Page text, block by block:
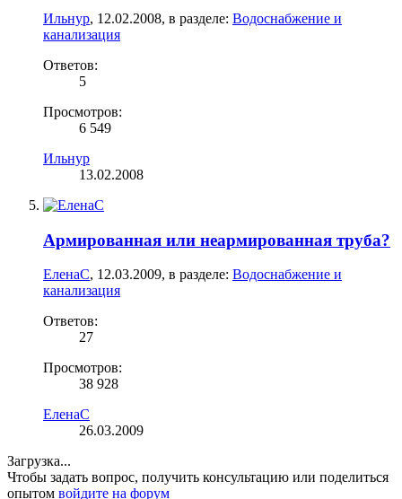
Ильнур, 12.02.2008, в разделе: Водоснабжение и
канализация
Ответов:
5
Просмотров:
6 549
Ильнур
13.02.2008
Армированная или неармированная труба?
ЕленаC, 12.03.2009, в разделе: Водоснабжение и
канализация
Ответов:
27
Просмотров:
38 928
ЕленаC
26.03.2009
Загрузка...
Чтобы задать вопрос, получить консультацию или поделиться
опытом войдите на форум